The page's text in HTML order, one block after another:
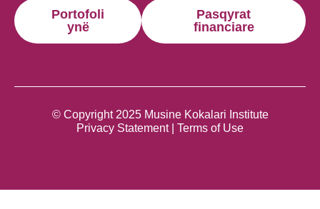
Portofoli
ynë
Pasqyrat
financiare
© Copyright 2025 Musine Kokalari Institute
Privacy Statement | Terms of Use